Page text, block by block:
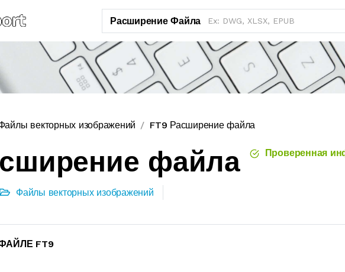
Расширение Файла
векторных изображений FT9 Расширение файла
файла Проверенная
Файлы векторных изображений
FT9